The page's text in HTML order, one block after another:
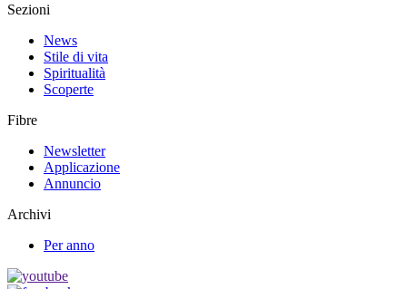
Sezioni
News
Stile di vita
Spiritualità
Scoperte
Fibre
Newsletter
Applicazione
Annuncio
Archivi
Per anno